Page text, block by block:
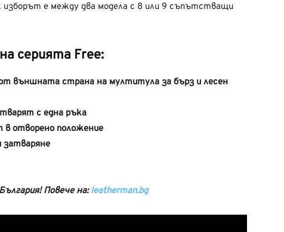
е между два модела с 8 или 9 съпътстващи
серията Free:
външната страна на мултитула за бърз и лесен
с една ръка
в отворено положение
затваряне
Повече на:leatherman.bg